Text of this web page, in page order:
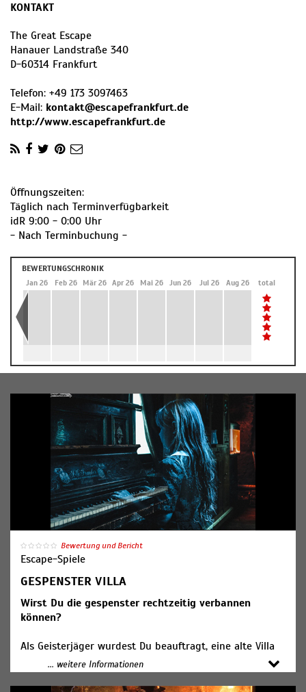
KONTAKT
The Great Escape
Hanauer Landstraße 340
D-60314 Frankfurt
Telefon: +49 173 3097463
E-Mail: kontakt@escapefrankfurt.de
http://www.escapefrankfurt.de
Öffnungszeiten:
Täglich nach Terminverfügbarkeit
idR 9:00 - 0:00 Uhr
- Nach Terminbuchung -
BEWERTUNGSCHRONIK
Jan 26 Feb 26 Mär 26 Apr 26 Mai 26 Jun 26 Jul 26 Aug 26 total
Bewertung und Bericht
Escape-Spiele
GESPENSTER VILLA
Wirst Du die gespenster rechtzeitig verbannen
können?
Als Geisterjäger wurdest Du beauftragt, eine alte Villa
zu betreten und nach Anzeichen von unnatürlichen
Kräften und Gespenstern zu suchen. Es wird
... weitere Informationen